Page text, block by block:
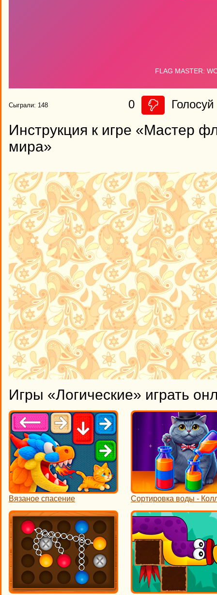
Сыграли: 148 0 Голосуй
Инструкция к игре «Мастер
мира»
Игры «Логические» играть
Вязаное спасение Сортировка воды -